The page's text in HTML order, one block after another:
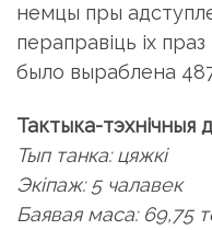
немцы пры
пераправіць іх
было выраблена 487
Тактыка-тэхнічныя
Тып танка: цяжкі
Экіпаж: 5 чалавек
Баявая маса: 69,75